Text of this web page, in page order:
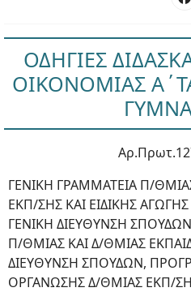
ΟΔΗΓΙΕΣ
ΟΙΚΟΝΟΜΙΑΣ
ΓΕΝΙΚΗ ΓΡΑΜΜΑΤΕΙΑ Π/
ΕΚΠ/ΣΗΣ ΚΑΙ ΕΙΔΙΚΗΣ ΑΓΩΓΗΣ
ΓΕΝΙΚΗ ΔΙΕΥΘΥΝΣΗ ΣΠΟΥΔΩΝ
Π/ΘΜΙΑΣ ΚΑΙ Δ/ΘΜΙΑΣ
ΔΙΕΥΘΥΝΣΗ ΣΠΟΥΔΩΝ,
ΟΡΓΑΝΩΣΗΣ Δ/ΘΜΙΑΣ ΕΚΠ/